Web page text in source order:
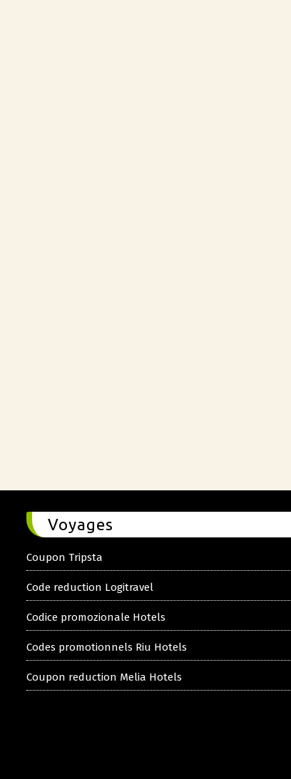
Voyages
Coupon Tripsta
Code reduction Logitravel
Codice promozionale Hotels
Codes promotionnels Riu Hotels
Coupon reduction Melia Hotels